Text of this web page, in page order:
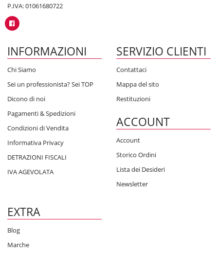
P.IVA: 01061680722
INFORMAZIONI
Chi Siamo
Sei un professionista? Sei TOP
Dicono di noi
Pagamenti & Spedizioni
Condizioni di Vendita
Informativa Privacy
DETRAZIONI FISCALI
IVA AGEVOLATA
SERVIZIO CLIENTI
Contattaci
Mappa del sito
Restituzioni
ACCOUNT
Account
Storico Ordini
Lista dei Desideri
Newsletter
EXTRA
Blog
Marche